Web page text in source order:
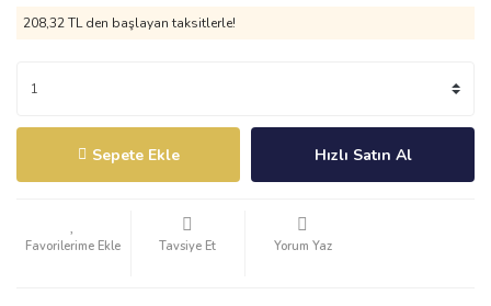
208,32 TL den başlayan taksitlerle!
Sepete Ekle Hızlı Satın Al
Tavsiye Et Yorum Yaz